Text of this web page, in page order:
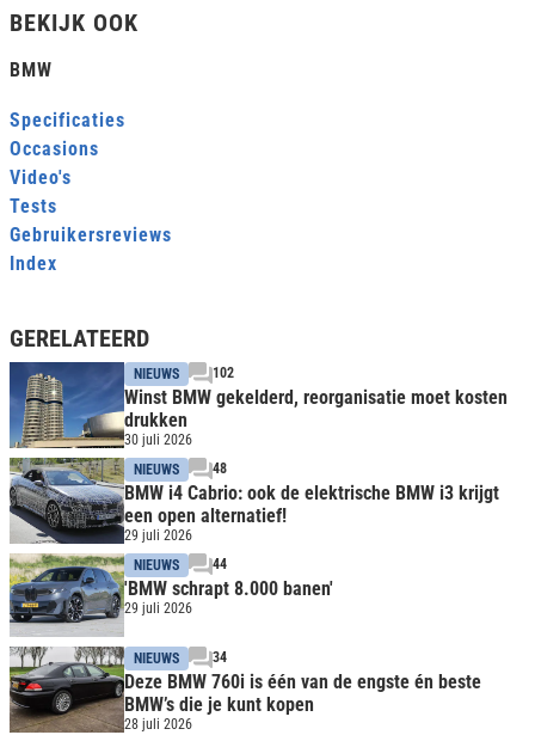
BEKIJK OOK
BMW
Specificaties
Occasions
Video's
Tests
Gebruikersreviews
Index
GERELATEERD
NIEUWS 102
Winst BMW gekelderd, reorganisatie moet kosten
drukken
30 juli 2026
NIEUWS
48
BMW i4 Cabrio: ook de elektrische BMW i3 krijgt
een open alternatief!
29 juli 2026
NIEUWS
44
'BMW schrapt 8.000 banen'
29 juli 2026
NIEUWS 34
Deze BMW 760i is één van de engste én beste
BMW’s die je kunt kopen
28 juli 2026